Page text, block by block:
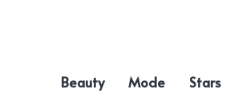
Beauty Mode Stars